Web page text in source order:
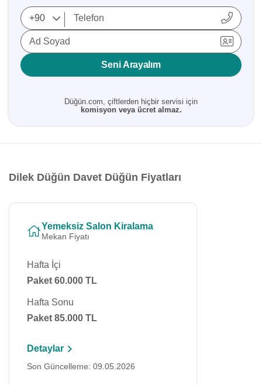
Ad Soyad
Seni Arayalım
Düğün.com, çiftlerden hiçbir servisi için
komisyon veya ücret almaz.
Dilek Düğün Davet Düğün Fiyatları
Yemeksiz Salon Kiralama
Mekan Fiyatı
Hafta İçi
Paket 60.000 TL
Hafta Sonu
Paket 85.000 TL
Detaylar
Son Güncelleme: 09.05.2026